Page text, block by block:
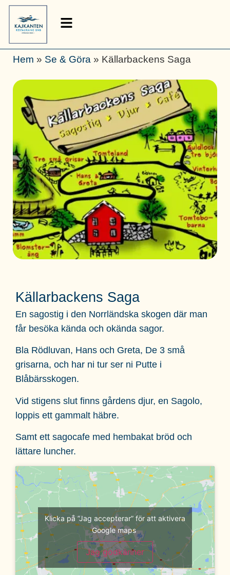
Hem » Se & Göra » Källarbackens Saga
Källarbackens Saga
En sagostig i den Norrländska skogen där man
får besöka kända och okända sagor.
Bla Rödluvan, Hans och Greta, De 3 små
grisarna, och har ni tur ser ni Putte i
Blåbärsskogen.
Vid stigens slut finns gårdens djur, en Sagolo,
loppis ett gammalt häbre.
Samt ett sagocafe med hembakat bröd och
lättare luncher.
Klicka på ”Jag accepterar” för att aktivera
Google maps
Jag godkänner